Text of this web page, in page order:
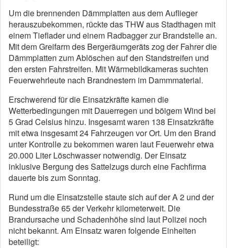
Um die brennenden Dämmplatten aus dem Auflieger
herauszubekommen, rückte das THW aus Stadthagen mit
einem Tieflader und einem Radbagger zur Brandstelle an.
Mit dem Greifarm des Bergeräumgeräts zog der Fahrer die
Dämmplatten zum Ablöschen auf den Standstreifen und
den ersten Fahrstreifen. Mit Wärmebildkameras suchten
Feuerwehrleute nach Brandnestern im Dammmaterial.
Erschwerend für die Einsatzkräfte kamen die
Wetterbedingungen mit Dauerregen und böigem Wind bei
5 Grad Celsius hinzu. Insgesamt waren 138 Einsatzkräfte
mit etwa insgesamt 24 Fahrzeugen vor Ort. Um den Brand
unter Kontrolle zu bekommen waren laut Feuerwehr etwa
20.000 Liter Löschwasser notwendig. Der Einsatz
inklusive Bergung des Sattelzugs durch eine Fachfirma
dauerte bis zum Sonntag.
Rund um die Einsatzstelle staute sich auf der A 2 und der
Bundesstraße 65 der Verkehr kilometerweit. Die
Brandursache und Schadenhöhe sind laut Polizei noch
nicht bekannt. Am Einsatz waren folgende Einheiten
beteiligt: